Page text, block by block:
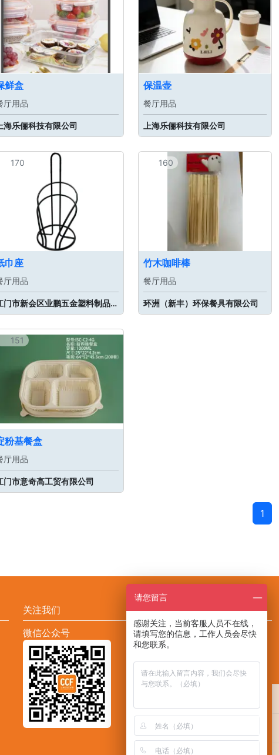
鲜盒
厅用品
上海乐俪科技有限公司
保温壶
餐厅用品
上海乐俪科技有限公司
170
巾座
厅用品
江门市新会区业鹏五金塑料制品有限公司
160
竹木咖啡棒
餐厅用品
环洲（新丰）环保餐具有限公司
151
粉基餐盒
厅用品
门市意奇高工贸有限公司
1
关注我们
微信公众号
添加CCF展会助手小F
请您留言
感谢关注，当前客服人员不在线，
请填写您的信息，工作人员会尽快
和您联系。